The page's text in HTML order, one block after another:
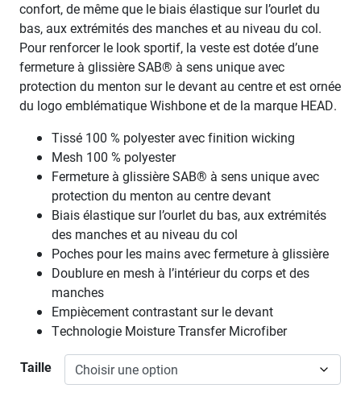
confort, de même que le biais élastique sur l’ourlet du
bas, aux extrémités des manches et au niveau du col.
Pour renforcer le look sportif, la veste est dotée d’une
fermeture à glissière SAB® à sens unique avec
protection du menton sur le devant au centre et est ornée
du logo emblématique Wishbone et de la marque HEAD.
Tissé 100 % polyester avec finition wicking
Mesh 100 % polyester
Fermeture à glissière SAB® à sens unique avec
protection du menton au centre devant
Biais élastique sur l’ourlet du bas, aux extrémités
des manches et au niveau du col
Poches pour les mains avec fermeture à glissière
Doublure en mesh à l’intérieur du corps et des
manches
Empiècement contrastant sur le devant
Technologie Moisture Transfer Microfiber
Taille